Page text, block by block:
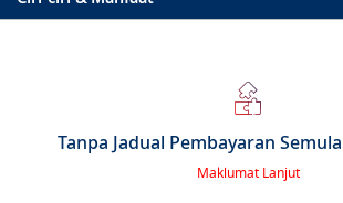
Tanpa Jadual Pembayaran
Maklumat Lanjut